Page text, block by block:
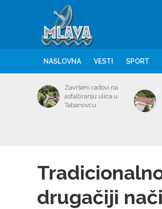
NASLOVNA VESTI SPORT
Završeni radovi na
asfaltiranju ulica u
Tabanovcu
drugačiji